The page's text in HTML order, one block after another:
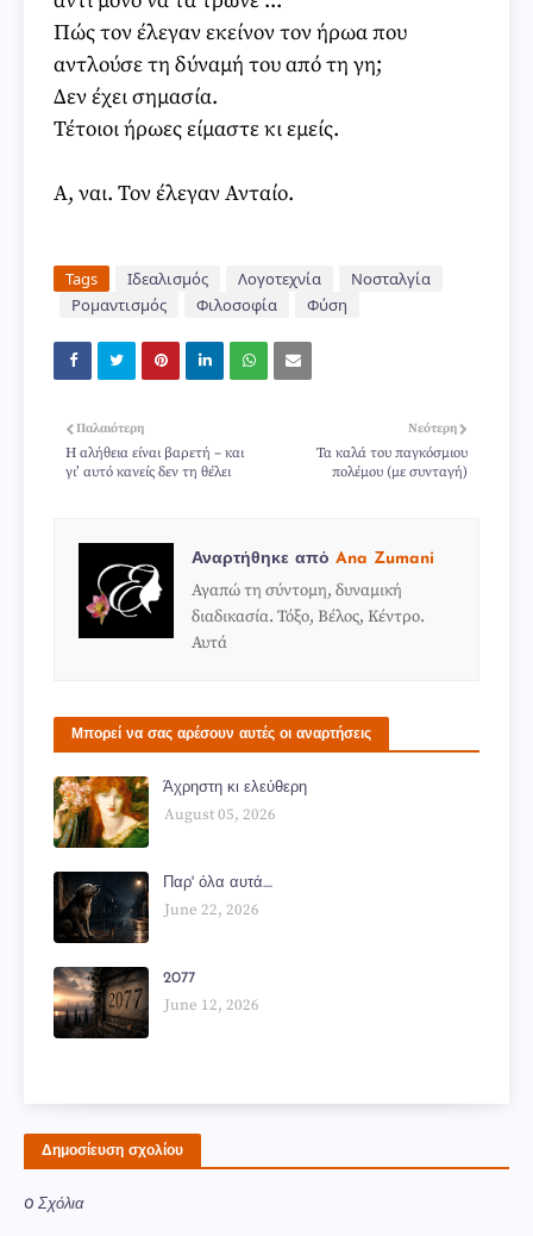
Πώς τον έλεγαν εκείνον τον ήρωα που
αντλούσε τη δύναμή του από τη γη;
Δεν έχει σημασία.
Τέτοιοι ήρωες είμαστε κι εμείς.
Α, ναι. Τον έλεγαν Ανταίο.
Tags Ιδεαλισμός Λογοτεχνία
Νοσταλγία
Ρομαντισμός
Φιλοσοφία Φύση
Νεότερη
Τα καλά του παγκόσμιου
πολέμου (με συνταγή)
Παλαιότερη
Η αλήθεια είναι βαρετή – και
γι’ αυτό κανείς δεν τη θέλει
Αναρτήθηκε από Ana Zumani
Αγαπώ τη σύντομη, δυναμική
διαδικασία. Τόξο, Βέλος, Κέντρο.
Αυτά
Μπορεί να σας αρέσουν αυτές οι αναρτήσεις
Άχρηστη κι ελεύθερη
August 05, 2026
Παρ' όλα αυτά....
June 22, 2026
2077
June 12, 2026
Δημοσίευση σχολίου
0 Σχόλια